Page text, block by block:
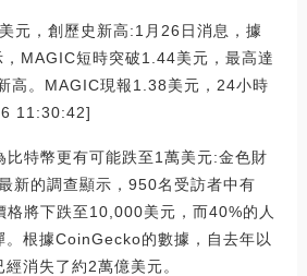
元，創歷史新高:1月26日消息，據
MAGIC短時突破1.44美元，最高達
高。MAGIC現報1.38美元，24小時
11:30:42]
比特幣更有可能跌至1萬美元:金色財
新的調查顯示，950名受訪者中有
格將下跌至10,000美元，而40%的人
。根據CoinGecko的數據，自去年以
消失了約2萬億美元。